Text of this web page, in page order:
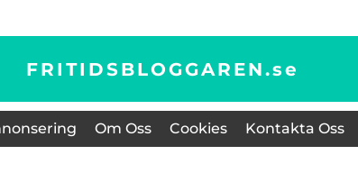
FRITIDSBLOGGAREN.se
Om Oss Cookies Kontakta Oss